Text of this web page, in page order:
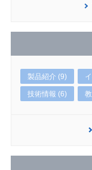
製品紹介 (9)
技術情報 (6)